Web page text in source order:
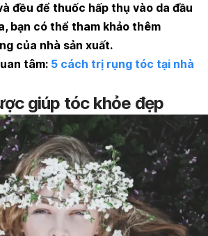
đều để thuốc hấp thụ vào da đầu
bạn có thể tham khảo thêm
của nhà sản xuất.
tâm: 5 cách trị rụng tóc tại nhà
giúp tóc khỏe đẹp